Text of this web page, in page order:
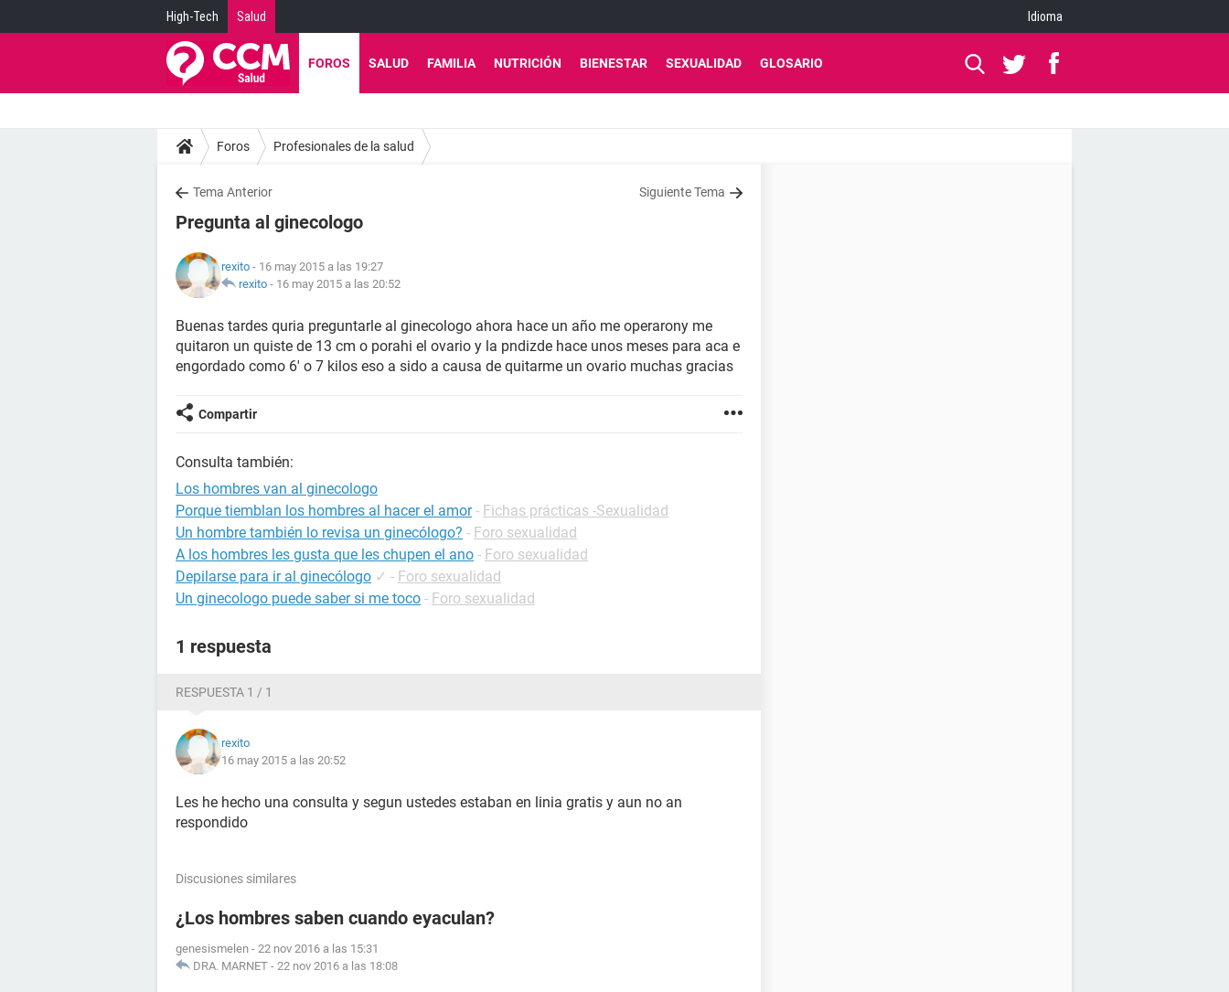
High-Tech Salud Idioma
FOROS SALUD FAMILIA NUTRICIÓN BIENESTAR SEXUALIDAD GLOSARIO
Foros Profesionales de la salud
Tema Anterior Siguiente Tema
Pregunta al ginecologo
rexito - 16 may 2015 a las 19:27
rexito - 16 may 2015 a las 20:52
Buenas tardes quria preguntarle al ginecologo ahora hace un año me operarony me
quitaron un quiste de 13 cm o porahi el ovario y la pndizde hace unos meses para aca e
engordado como 6' o 7 kilos eso a sido a causa de quitarme un ovario muchas gracias
Compartir
Consulta también:
Los hombres van al ginecologo
Porque tiemblan los hombres al hacer el amor - Fichas prácticas -Sexualidad
Un hombre también lo revisa un ginecólogo? - Foro sexualidad
A los hombres les gusta que les chupen el ano - Foro sexualidad
Depilarse para ir al ginecólogo ✓ - Foro sexualidad
Un ginecologo puede saber si me toco - Foro sexualidad
1 respuesta
RESPUESTA 1 / 1
rexito
16 may 2015 a las 20:52
Les he hecho una consulta y segun ustedes estaban en linia gratis y aun no an
respondido
Discusiones similares
¿Los hombres saben cuando eyaculan?
genesismelen - 22 nov 2016 a las 15:31
DRA. MARNET - 22 nov 2016 a las 18:08